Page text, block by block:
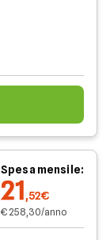
Spesa mensile:
21,52€
€ 258,30/anno